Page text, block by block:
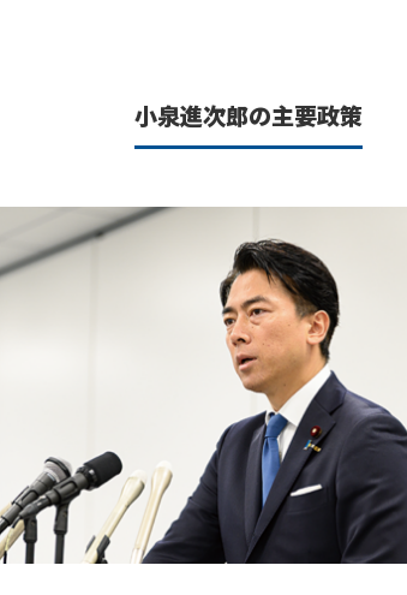
小泉進次郎の主要政策